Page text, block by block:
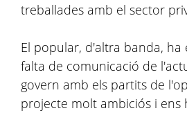
treballades amb el sector
El popular, d'altra banda, ha
falta de comunicació de
govern amb els partits de
projecte molt ambiciós i ens